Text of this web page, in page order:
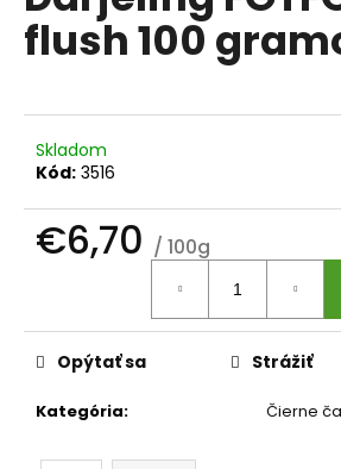
0,0
flush 100
Skladom
Kód: 3516
€6,70 / 100g
Kategória: Čierne
Opýtať sa Strážiť
á
j
ť
?
d